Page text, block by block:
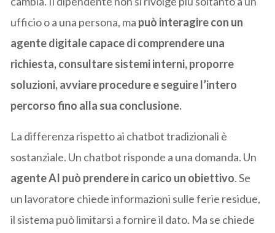
ufficio o a una persona, ma può interagire con un
agente digitale capace di comprendere una
richiesta, consultare sistemi interni, proporre
soluzioni, avviare procedure e seguire l’intero
percorso fino alla sua conclusione.
La differenza rispetto ai chatbot tradizionali è
sostanziale. Un chatbot risponde a una domanda. Un
agente AI può prendere in carico un obiettivo. Se
un lavoratore chiede informazioni sulle ferie residue,
il sistema può limitarsi a fornire il dato. Ma se chiede